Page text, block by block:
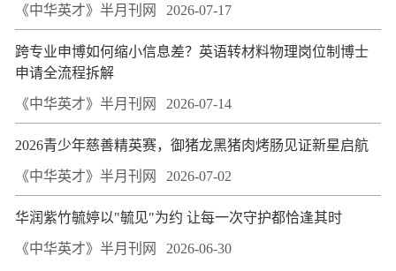
《中华英才》半月刊网 2026-07-17
跨专业申博如何缩小信息差？英语转材料物理岗位制博士
申请全流程拆解
《中华英才》半月刊网 2026-07-14
2026青少年慈善精英赛，御猪龙黑猪肉烤肠见证新星启航
《中华英才》半月刊网 2026-07-02
华润紫竹毓婷以"毓见"为约 让每一次守护都恰逢其时
《中华英才》半月刊网 2026-06-30